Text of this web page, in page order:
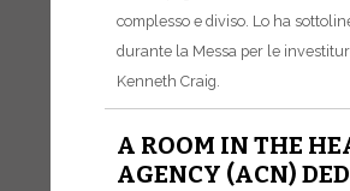
complesso e diviso. Lo ha
durante la Messa per le
Kenneth Craig.
A ROOM IN THE
AGENCY (ACN)